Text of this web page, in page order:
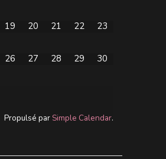
19 20 21 22 23
26 27 28 29 30
Propulsé par Simple Calendar.